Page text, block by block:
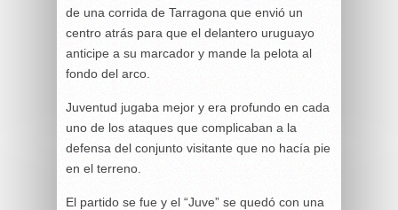
de una corrida de Tarragona que envió un
centro atrás para que el delantero uruguayo
anticipe a su marcador y mande la pelota al
fondo del arco.
Juventud jugaba mejor y era profundo en cada
uno de los ataques que complicaban a la
defensa del conjunto visitante que no hacía pie
en el terreno.
El partido se fue y el “Juve” se quedó con una